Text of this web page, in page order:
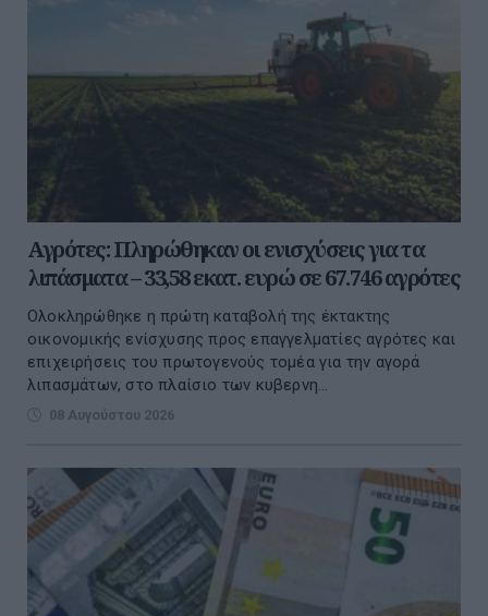
Αγρότες: Πληρώθηκαν οι ενισχύσεις για τα
λιπάσματα – 33,58 εκατ. ευρώ σε 67.746 αγρότες
Ολοκληρώθηκε η πρώτη καταβολή της έκτακτης
οικονομικής ενίσχυσης προς επαγγελματίες αγρότες και
επιχειρήσεις του πρωτογενούς τομέα για την αγορά
λιπασμάτων, στο πλαίσιο των κυβερνη...
08 Αυγούστου 2026